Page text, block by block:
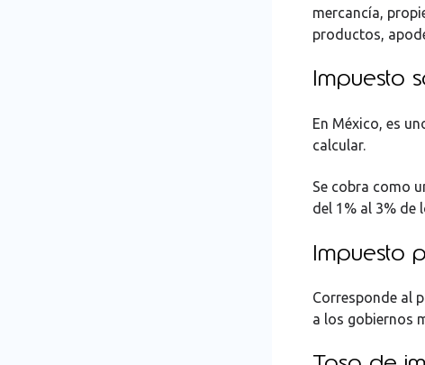
mercancía,
productos,
Impuesto
En México, es
calcular.
Se cobra como
del 1% al 3% de
Impuesto
Corresponde al
a los gobiernos